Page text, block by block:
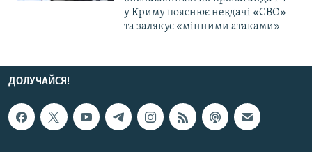
у Криму пояснює невдачі «СВО»
та залякує «мінними атаками»
ДОЛУЧАЙСЯ!